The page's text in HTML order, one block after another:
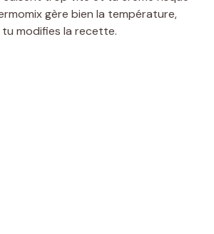
gère bien la température,
tu modifies la recette.